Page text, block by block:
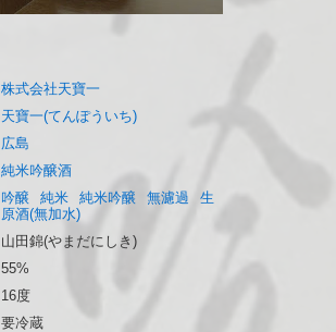
株式会社天寶一
天寶一(てんぽういち)
広島
純米吟醸酒
吟醸 純米 純米吟醸 無濾過
生
原酒(無加水)
山田錦(やまだにしき)
55%
16度
要冷蔵